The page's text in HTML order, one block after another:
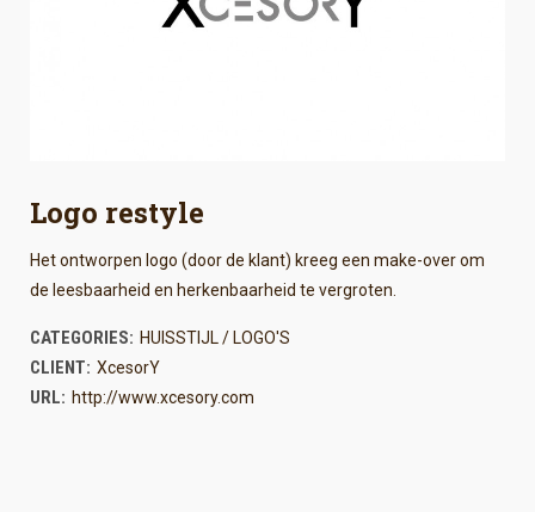
Logo restyle
Het ontworpen logo (door de klant) kreeg een make-over om
de leesbaarheid en herkenbaarheid te vergroten.
CATEGORIES: HUISSTIJL / LOGO'S
CLIENT: XcesorY
URL: http://www.xcesory.com